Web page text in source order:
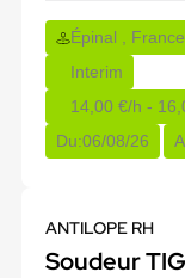
Épinal , France
Interim
14,00 €/h -
Du:06/08/26
ANTILOPE RH
Soudeur